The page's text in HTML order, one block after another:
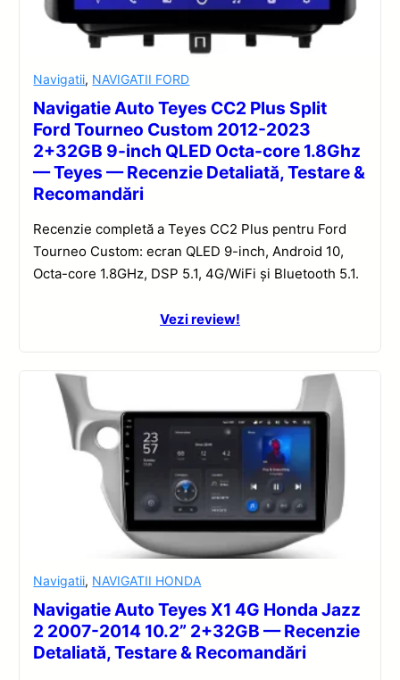
Navigatii, NAVIGATII FORD
Navigatie Auto Teyes CC2 Plus Split
Ford Tourneo Custom 2012-2023
2+32GB 9-inch QLED Octa-core 1.8Ghz
— Teyes — Recenzie Detaliată, Testare &
Recomandări
Recenzie completă a Teyes CC2 Plus pentru Ford
Tourneo Custom: ecran QLED 9-inch, Android 10,
Octa-core 1.8GHz, DSP 5.1, 4G/WiFi și Bluetooth 5.1.
Vezi review!
Navigatii, NAVIGATII HONDA
Navigatie Auto Teyes X1 4G Honda Jazz
2 2007-2014 10.2” 2+32GB — Recenzie
Detaliată, Testare & Recomandări